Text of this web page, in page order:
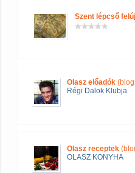
Szent lépcső
Olasz előadók
Régi Dalok Klubja
Olasz receptek
OLASZ KONYHA